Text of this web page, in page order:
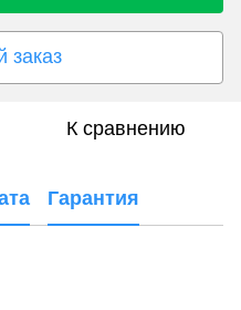
заказ
К сравнению
Гарантия